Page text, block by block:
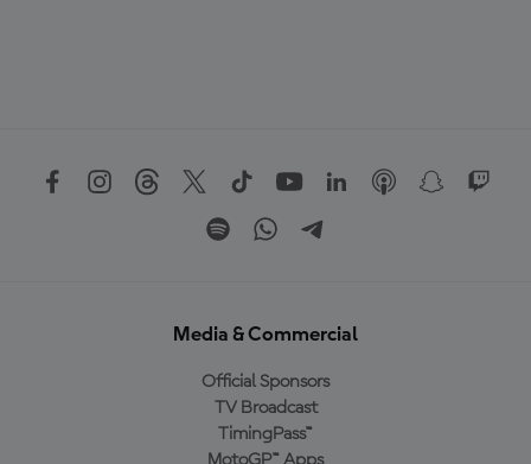
Media & Commercial
Official Sponsors
TV Broadcast
TimingPass™